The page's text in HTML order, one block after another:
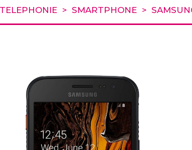
TELEPHONIE SMARTPHONE